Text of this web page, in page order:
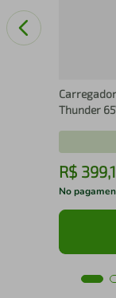
Thunder
R$ 399,
No